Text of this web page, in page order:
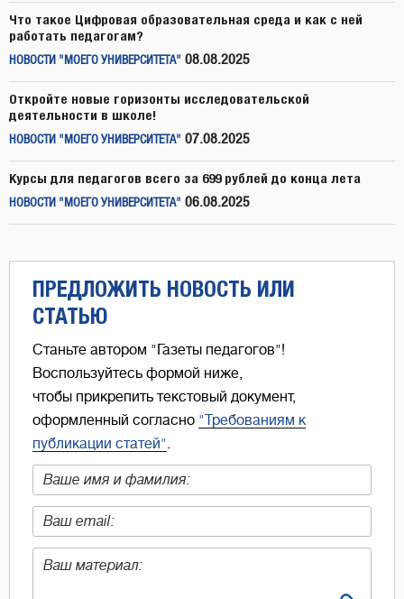
Что такое Цифровая образовательная среда и как с ней
работать педагогам?
НОВОСТИ "МОЕГО УНИВЕРСИТЕТА" 08.08.2025
Откройте новые горизонты исследовательской
деятельности в школе!
НОВОСТИ "МОЕГО УНИВЕРСИТЕТА" 07.08.2025
Курсы для педагогов всего за 699 рублей до конца лета
НОВОСТИ "МОЕГО УНИВЕРСИТЕТА" 06.08.2025
ПРЕДЛОЖИТЬ НОВОСТЬ ИЛИ
СТАТЬЮ
Станьте автором "Газеты педагогов"!
Воспользуйтесь формой ниже,
чтобы прикрепить текстовый документ,
оформленный согласно "Требованиям к
публикации статей"